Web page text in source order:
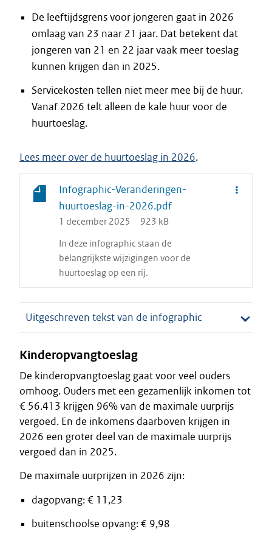
De leeftijdsgrens voor jongeren gaat in 2026
omlaag van 23 naar 21 jaar. Dat betekent dat
jongeren van 21 en 22 jaar vaak meer toeslag
kunnen krijgen dan in 2025.
Servicekosten tellen niet meer mee bij de huur.
Vanaf 2026 telt alleen de kale huur voor de
huurtoeslag.
Lees meer over de huurtoeslag in 2026.
Infographic-Veranderingen-
huurtoeslag-in-2026.pdf
1 december 2025
923 kB
In deze infographic staan de
belangrijkste wijzigingen voor de
huurtoeslag op een rij.
Uitgeschreven tekst van de infographic
Kinderopvangtoeslag
De kinderopvangtoeslag gaat voor veel ouders
omhoog. Ouders met een gezamenlijk inkomen tot
€ 56.413 krijgen 96% van de maximale uurprijs
vergoed. En de inkomens daarboven krijgen in
2026 een groter deel van de maximale uurprijs
vergoed dan in 2025.
De maximale uurprijzen in 2026 zijn:
dagopvang: € 11,23
buitenschoolse opvang: € 9,98